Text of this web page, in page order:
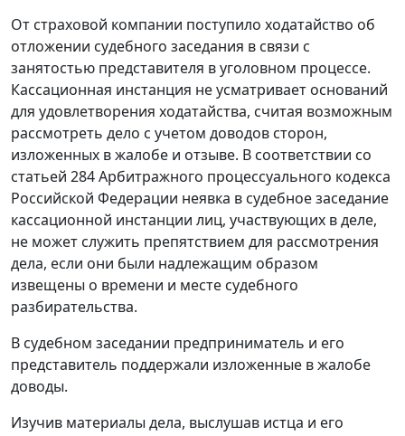
От страховой компании поступило ходатайство об
отложении судебного заседания в связи с
занятостью представителя в уголовном процессе.
Кассационная инстанция не усматривает оснований
для удовлетворения ходатайства, считая возможным
рассмотреть дело с учетом доводов сторон,
изложенных в жалобе и отзыве. В соответствии со
статьей 284Арбитражного процессуального кодекса
Российской Федерации неявка в судебное заседание
кассационной инстанции лиц, участвующих в деле,
не может служить препятствием для рассмотрения
дела, если они были надлежащим образом
извещены о времени и месте судебного
разбирательства.
В судебном заседании предприниматель и его
представитель поддержали изложенные в жалобе
доводы.
Изучив материалы дела, выслушав истца и его